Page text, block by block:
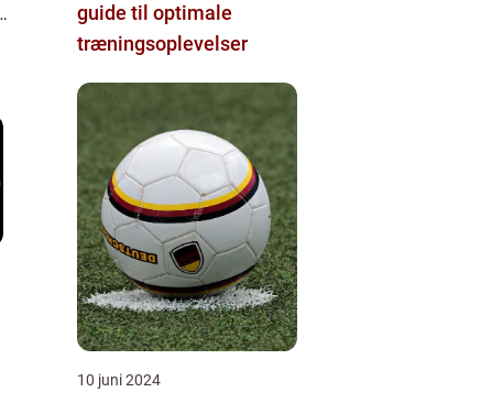
guide til optimale
træningsoplevelser
10 juni 2024